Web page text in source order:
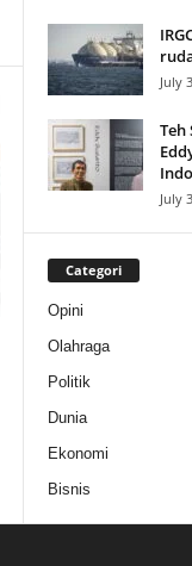
July
Teh
July
Categori
Opini
Olahraga
Politik
Dunia
Ekonomi
Bisnis